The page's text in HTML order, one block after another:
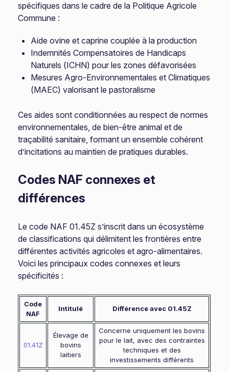
spécifiques dans le cadre de la Politique Agricole
Commune :
Aide ovine et caprine couplée à la production
Indemnités Compensatoires de Handicaps
Naturels (ICHN) pour les zones défavorisées
Mesures Agro-Environnementales et Climatiques
(MAEC) valorisant le pastoralisme
Ces aides sont conditionnées au respect de normes
environnementales, de bien-être animal et de
traçabilité sanitaire, formant un ensemble cohérent
d’incitations au maintien de pratiques durables.
Codes NAF connexes et
différences
Le code NAF 01.45Z s’inscrit dans un écosystème
de classifications qui délimitent les frontières entre
différentes activités agricoles et agro-alimentaires.
Voici les principaux codes connexes et leurs
spécificités :
Code
NAF
Intitulé Différence avec 01.45Z
01.41Z
Élevage de
bovins
laitiers
Concerne uniquement les bovins
pour le lait, avec des contraintes
techniques et des
investissements différents